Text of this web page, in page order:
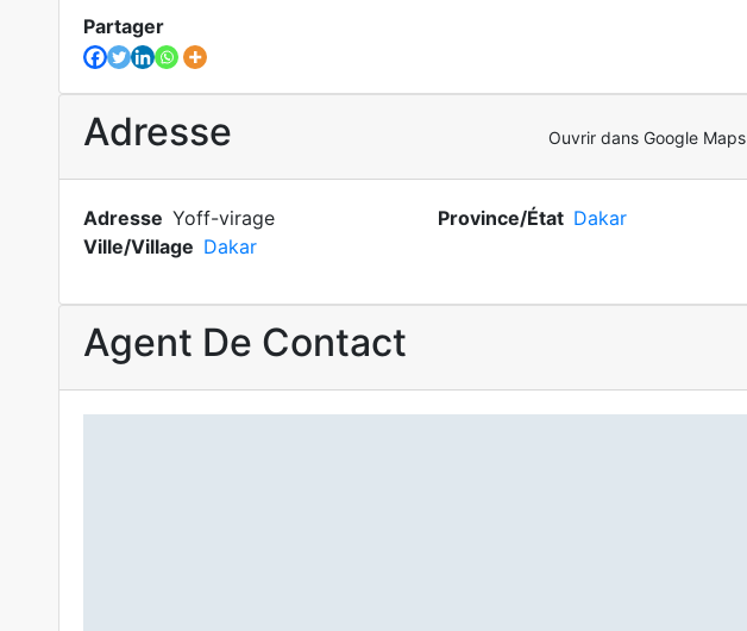
Partager
Adresse Ouvrir dans Google Maps
Adresse Yoff-virage Province/État Dakar
Ville/Village Dakar
Agent De Contact